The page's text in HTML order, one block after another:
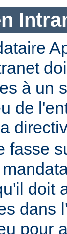
à un
de
fasse
doit
dans
pour